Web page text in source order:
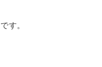
す。